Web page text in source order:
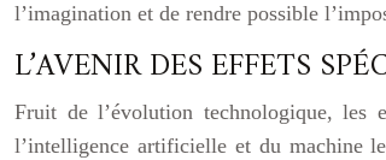
l’imagination et de rendre possible
L’AVENIR DES EFFETS
Fruit de l’évolution technologique, les
l’intelligence artificielle et du machine